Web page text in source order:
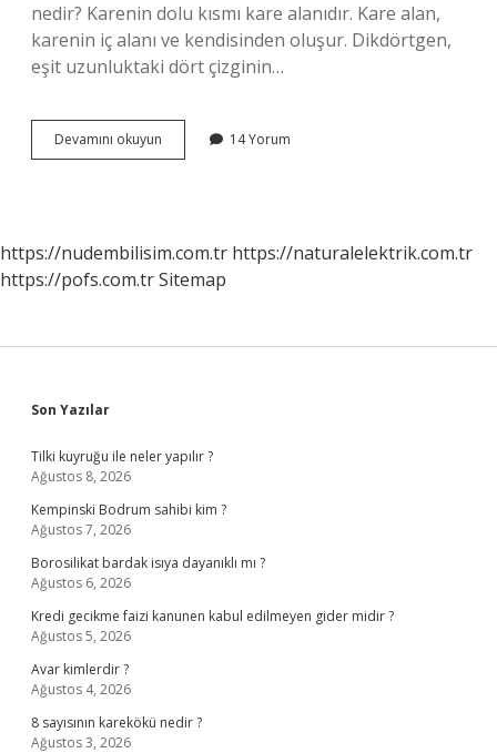
nedir? Karenin dolu kısmı kare alanıdır. Kare alan,
karenin iç alanı ve kendisinden oluşur. Dikdörtgen,
eşit uzunluktaki dört çizginin…
Devamını okuyun Çemberin
Içi
14 Yorum
https://nudembilisim.com.tr https://naturalelektrik.com.tr
https://pofs.com.trSitemap
Sidebar
Son Yazılar
Tilki kuyruğu ile neler yapılır ?
Ağustos 8, 2026
Kempinski Bodrum sahibi kim ?
Ağustos 7, 2026
Borosilikat bardak isıya dayanıklı mı ?
Ağustos 6, 2026
Kredi gecikme faizi kanunen kabul edilmeyen gider midir ?
Ağustos 5, 2026
Avar kimlerdir ?
Ağustos 4, 2026
8 sayısının karekökü nedir ?
Ağustos 3, 2026